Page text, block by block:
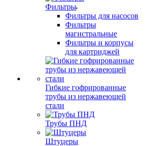
Фильтры
Фильтры для насосов
Фильтры
магистральные
Фильтры и корпусы
для картриджей
Гибкие гофрированные
трубы из нержавеющей
стали
Трубы ПНД
Штуцеры